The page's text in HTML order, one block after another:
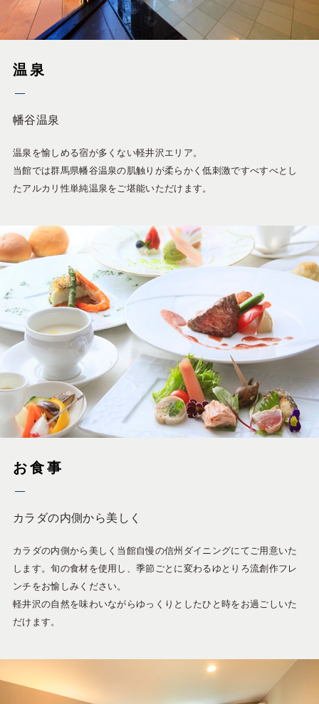
温泉
幡谷温泉
温泉を愉しめる宿が多くない軽井沢エリア。
当館では群馬県幡谷温泉の肌触りが柔らかく低刺激ですべすべとし
たアルカリ性単純温泉をご堪能いただけます。
お食事
カラダの内側から美しく
カラダの内側から美しく当館自慢の信州ダイニングにてご用意いた
します。旬の食材を使用し、季節ごとに変わるゆとりろ流創作フレ
ンチをお愉しみください。
軽井沢の自然を味わいながらゆっくりとしたひと時をお過ごしいた
だけます。